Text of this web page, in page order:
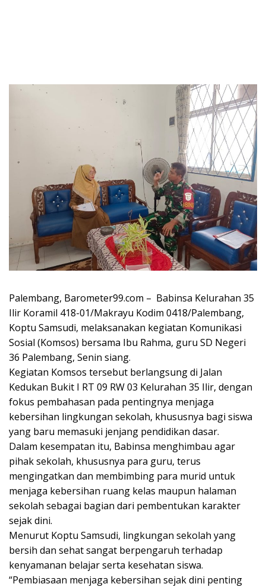
Palembang, Barometer99.com – Babinsa Kelurahan 35
Ilir Koramil 418-01/Makrayu Kodim 0418/Palembang,
Koptu Samsudi, melaksanakan kegiatan Komunikasi
Sosial (Komsos) bersama Ibu Rahma, guru SD Negeri
36 Palembang, Senin siang.
Kegiatan Komsos tersebut berlangsung di Jalan
Kedukan Bukit I RT 09 RW 03 Kelurahan 35 Ilir, dengan
fokus pembahasan pada pentingnya menjaga
kebersihan lingkungan sekolah, khususnya bagi siswa
yang baru memasuki jenjang pendidikan dasar.
Dalam kesempatan itu, Babinsa menghimbau agar
pihak sekolah, khususnya para guru, terus
mengingatkan dan membimbing para murid untuk
menjaga kebersihan ruang kelas maupun halaman
sekolah sebagai bagian dari pembentukan karakter
sejak dini.
Menurut Koptu Samsudi, lingkungan sekolah yang
bersih dan sehat sangat berpengaruh terhadap
kenyamanan belajar serta kesehatan siswa.
“Pembiasaan menjaga kebersihan sejak dini penting